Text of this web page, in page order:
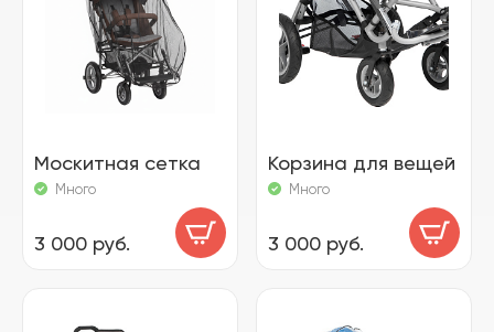
Москитная сетка
Много
3 000 руб.
Корзина для вещей
Много
3 000 руб.